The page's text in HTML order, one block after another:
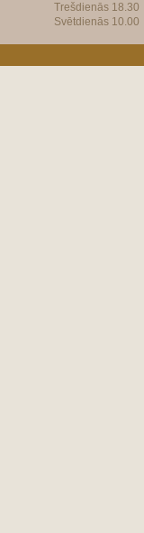
Trešdienās 18.30
Svētdienās 10.00